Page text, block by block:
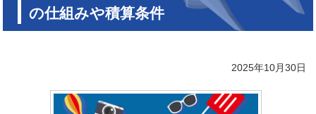
の仕組みや積算条件
2025年10月30日